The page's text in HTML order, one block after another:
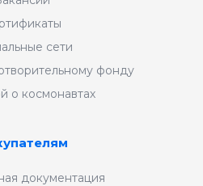
сети
фонду
о космонавтах
документация